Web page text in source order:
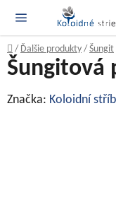
obsah
Domov
/ Ďalšie produkty / Šungit
Šungitová
Značka: Koloidní